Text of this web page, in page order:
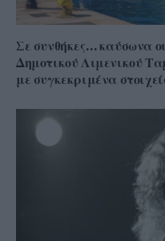
Σε συνθήκες… καύσωνα
Δημοτικού Λιμενικού
με συγκεκριμένα